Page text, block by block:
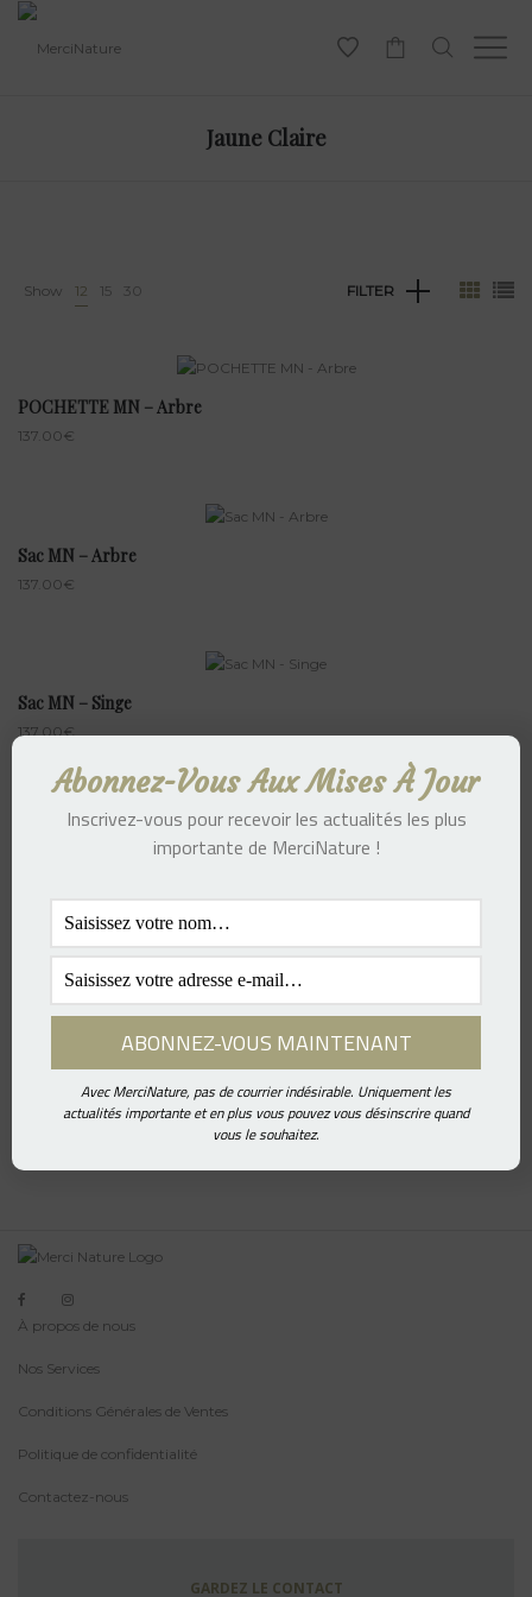
Jaune Claire
Show 12 15 30 FILTER
POCHETTE MN – Arbre
137.00€
Sac MN – Arbre
137.00€
Sac MN – Singe
137.00€
T-shirt MN – Singe
T-shirt MN – Chien
À propos de nous
Nos Services
Conditions Générales de Ventes
Politique de confidentialité
Contactez-nous
GARDEZ LE CONTACT
Abonnez-Vous Aux Mises À Jour
Inscrivez-vous pour recevoir les actualités les plus
importante de MerciNature !
Avec MerciNature, pas de courrier indésirable. Uniquement les
actualités importante et en plus vous pouvez vous désinscrire quand
vous le souhaitez.